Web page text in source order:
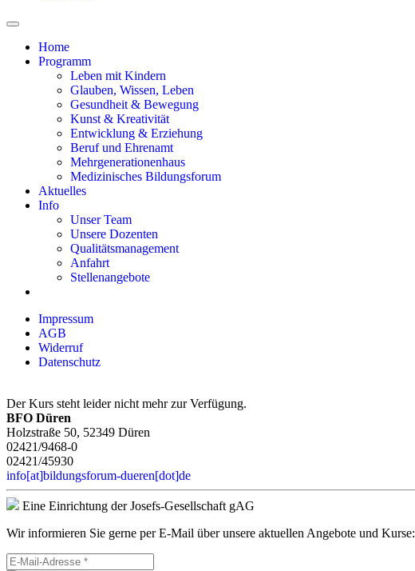
Home
Programm
Leben mit Kindern
Glauben, Wissen, Leben
Gesundheit & Bewegung
Kunst & Kreativität
Entwicklung & Erziehung
Beruf und Ehrenamt
Mehrgenerationenhaus
Medizinisches Bildungsforum
Aktuelles
Info
Unser Team
Unsere Dozenten
Qualitätsmanagement
Anfahrt
Stellenangebote
Impressum
AGB
Widerruf
Datenschutz
Der Kurs steht leider nicht mehr zur Verfügung.
BFO Düren
Holzstraße 50, 52349 Düren
02421/9468-0
02421/45930
info[at]bildungsforum-dueren[dot]de
Eine Einrichtung der Josefs-Gesellschaft gAG
Wir informieren Sie gerne per E-Mail über unsere aktuellen Angebote und Kurse: